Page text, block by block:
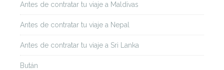
Antes de contratar tu viaje a Maldivas
Antes de contratar tu viaje a Nepal
Antes de contratar tu viaje a Sri Lanka
Bután